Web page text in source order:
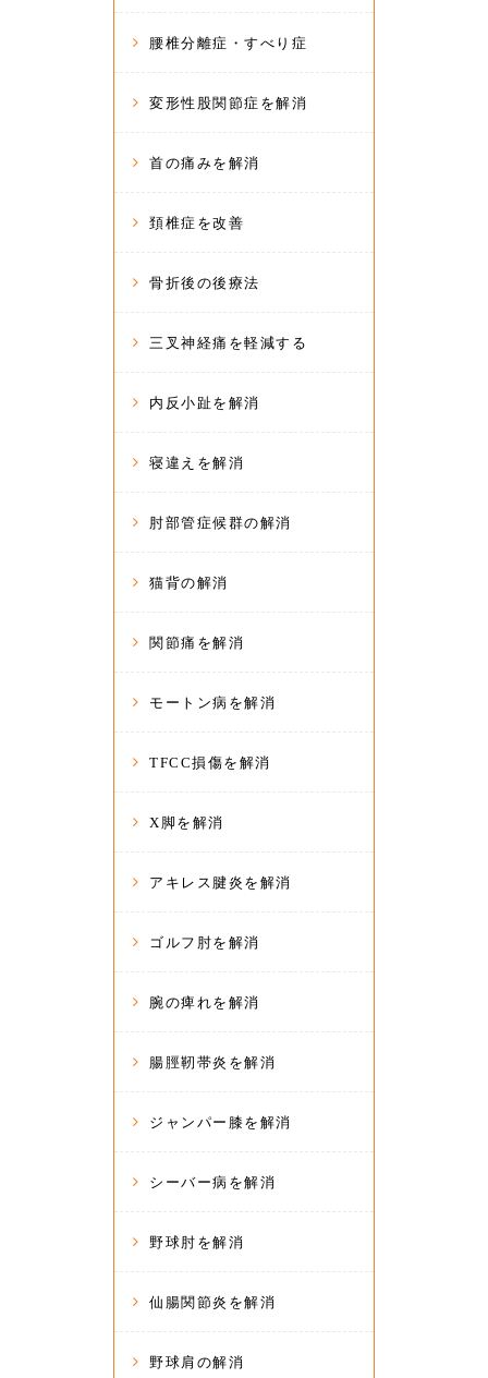
腰椎分離症・すべり症
変形性股関節症を解消
首の痛みを解消
頚椎症を改善
骨折後の後療法
三叉神経痛を軽減する
内反小趾を解消
寝違えを解消
肘部管症候群の解消
猫背の解消
関節痛を解消
モートン病を解消
TFCC損傷を解消
X脚を解消
アキレス腱炎を解消
ゴルフ肘を解消
腕の痺れを解消
腸脛靭帯炎を解消
ジャンパー膝を解消
シーバー病を解消
野球肘を解消
仙腸関節炎を解消
野球肩の解消